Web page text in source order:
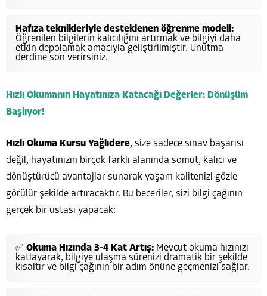
Hafıza teknikleriyle desteklenen öğrenme modeli:
Öğrenilen bilgilerin kalıcılığını artırmak ve bilgiyi daha
etkin depolamak amacıyla geliştirilmiştir. Unutma
derdine son verirsiniz.
Hızlı Okumanın Hayatınıza Katacağı Değerler: Dönüşüm
Başlıyor!
Hızlı Okuma Kursu Yağlıdere, size sadece sınav başarısı
değil, hayatınızın birçok farklı alanında somut, kalıcı ve
dönüştürücü avantajlar sunarak yaşam kalitenizi gözle
görülür şekilde artıracaktır. Bu beceriler, sizi bilgi çağının
gerçek bir ustası yapacak:
✅ Okuma Hızında 3-4 Kat Artış: Mevcut okuma hızınızı
katlayarak, bilgiye ulaşma sürenizi dramatik bir şekilde
kısaltır ve bilgi çağının bir adım önüne geçmenizi sağlar.